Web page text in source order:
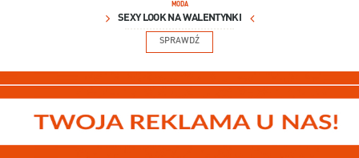
MODA
SEXY LOOK NA WALENTYNKI
SPRAWDŹ